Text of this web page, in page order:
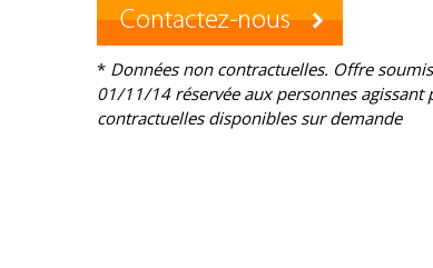
* Données non contractuelles. Offre
01/11/14 réservée aux personnes
contractuelles disponibles sur demande